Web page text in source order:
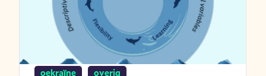
oekraïne overig